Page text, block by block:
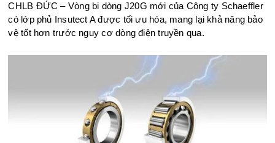
CHLB ĐỨC – Vòng bi dòng J20G mới của Công ty Schaeffler
có lớp phủ Insutect A được tối ưu hóa, mang lại khả năng bảo
vệ tốt hơn trước nguy cơ dòng điện truyền qua.